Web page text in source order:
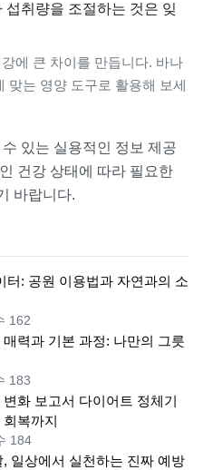
취량을 조절하는 것은 잊
에 큰 차이를 만듭니다. 바나
맞는 영양 도구로 활용해 보세
있는 실용적인 정보 제공
건강 상태에 따라 필요한
바랍니다.
터: 공원 이용법과 자연과의 소
162
력과 기본 과정: 나만의 그릇
183
화 보고서 다이어트 정체기
복까지
184
일상에서 실천하는 진짜 예방